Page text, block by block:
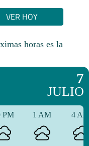
VER HOY
horas es la
7
JULIO
PM 1 AM 4